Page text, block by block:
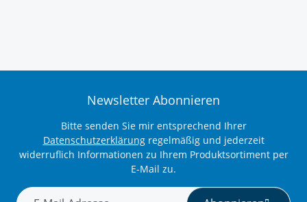
Newsletter Abonnieren
Bitte senden Sie mir entsprechend Ihrer
Datenschutzerklärungregelmäßig und jederzeit
widerruflich Informationen zu Ihrem Produktsortiment per
E-Mail zu.